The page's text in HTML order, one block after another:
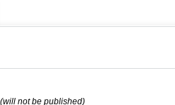
(will not be published)